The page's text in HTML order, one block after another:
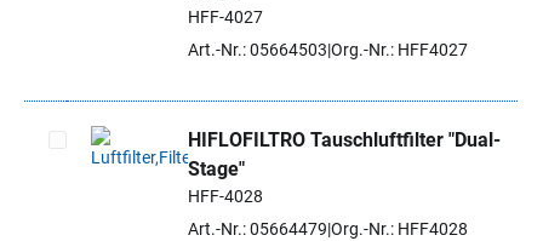
Artikel auswählenHFF-4027
Art.-Nr.: 05664503 Org.-Nr.: HFF4027
Artikel auswählen
HIFLOFILTRO Tauschluftfilter "Dual-
Stage"
HFF-4028
Art.-Nr.: 05664479 Org.-Nr.: HFF4028